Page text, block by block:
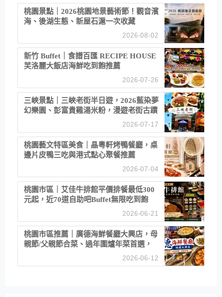
桃園景點｜2026桃園地景藝術節！觀音濱
海、後湖生態、新屋石滬一次收藏
2026-08-02
新竹 Buffet｜食譜百匯 RECIPE HOUSE
芙洛麗大飯店海鮮吃到飽推薦
2026-07-26
三峽景點｜三峽老街半日遊，2026藍染夢
幻樂園、彭富貴雞湯米粉，漫遊老街古蹟
2026-07-17
桃園藝文特區美食｜晶粵軒烤鴨餐廳，桌
邊片皮鴨三吃與港式點心聚餐推薦
2026-07-04
桃園市區｜艾佳牛排館平價排餐最低300
元起，近70道自助吧Buffet無限吃到飽
2026-06-21
桃園市區推薦｜廣德海鮮餐廳大興店，母
親節/父親節合菜、過年圍爐年菜首選，
2026-06-12